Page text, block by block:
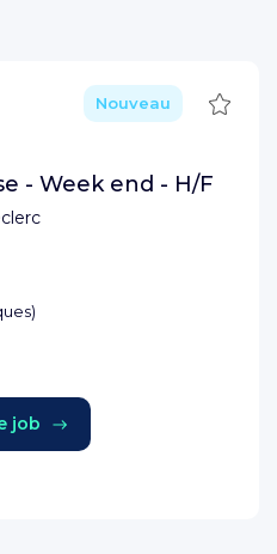
Nouveau
- Week end - H/F
)
job